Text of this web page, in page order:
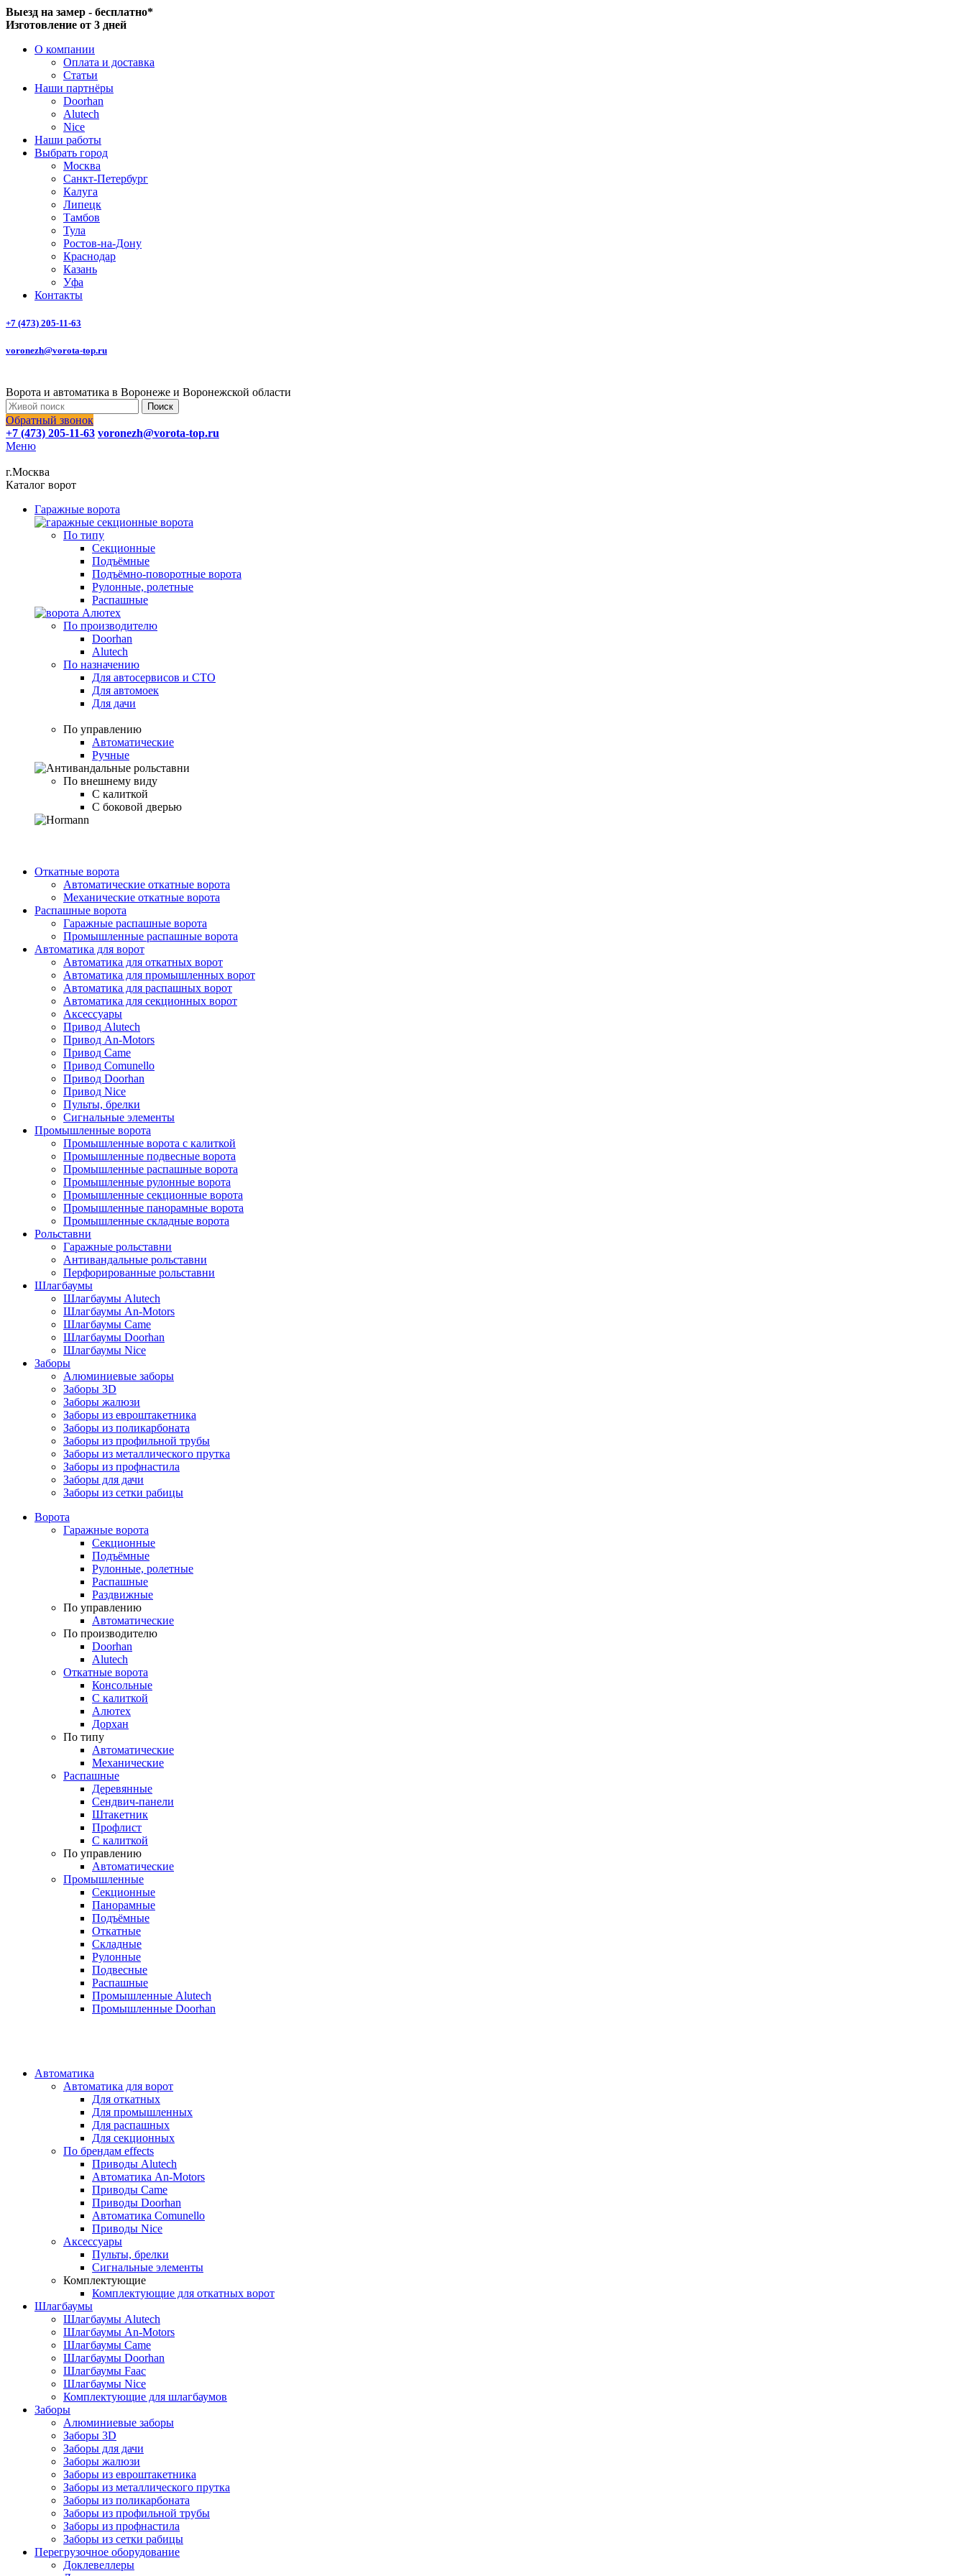
Выезд на замер - бесплатно*
Изготовление от 3 дней
О компании
Оплата и доставка
Статьи
Наши партнёры
Doorhan
Alutech
Nice
Наши работы
Выбрать город
Москва
Санкт-Петербург
Калуга
Липецк
Тамбов
Тула
Ростов-на-Дону
Краснодар
Казань
Уфа
Контакты
+7 (473) 205-11-63
voronezh@vorota-top.ru
Ворота и автоматика в Воронеже и Воронежской области
Поиск
Обратный звонок
+7 (473) 205-11-63 voronezh@vorota-top.ru
Меню
г.Москва
Каталог ворот
Гаражные ворота
По типу
Секционные
Подъёмные
Подъёмно-поворотные ворота
Рулонные, ролетные
Распашные
По производителю
Doorhan
Alutech
По назначению
Для автосервисов и СТО
Для автомоек
Для дачи
По управлению
Автоматические
Ручные
По внешнему виду
С калиткой
С боковой дверью
Откатные ворота
Автоматические откатные ворота
Механические откатные ворота
Распашные ворота
Гаражные распашные ворота
Промышленные распашные ворота
Автоматика для ворот
Автоматика для откатных ворот
Автоматика для промышленных ворот
Автоматика для распашных ворот
Автоматика для секционных ворот
Аксессуары
Привод Alutech
Привод An-Motors
Привод Came
Привод Comunello
Привод Doorhan
Привод Nice
Пульты, брелки
Сигнальные элементы
Промышленные ворота
Промышленные ворота с калиткой
Промышленные подвесные ворота
Промышленные распашные ворота
Промышленные рулонные ворота
Промышленные секционные ворота
Промышленные панорамные ворота
Промышленные складные ворота
Рольставни
Гаражные рольставни
Антивандальные рольставни
Перфорированные рольставни
Шлагбаумы
Шлагбаумы Alutech
Шлагбаумы An-Motors
Шлагбаумы Came
Шлагбаумы Doorhan
Шлагбаумы Nice
Заборы
Алюминиевые заборы
Заборы 3D
Заборы жалюзи
Заборы из евроштакетника
Заборы из поликарбоната
Заборы из профильной трубы
Заборы из металлического прутка
Заборы из профнастила
Заборы для дачи
Заборы из сетки рабицы
Ворота
Гаражные ворота
Секционные
Подъёмные
Рулонные, ролетные
Распашные
Раздвижные
По управлению
Автоматические
По производителю
Doorhan
Alutech
Откатные ворота
Консольные
С калиткой
Алютех
Дорхан
По типу
Автоматические
Механические
Распашные
Деревянные
Сендвич-панели
Штакетник
Профлист
С калиткой
По управлению
Автоматические
Промышленные
Секционные
Панорамные
Подъёмные
Откатные
Складные
Рулонные
Подвесные
Распашные
Промышленные Alutech
Промышленные Doorhan
Автоматика
Автоматика для ворот
Для откатных
Для промышленных
Для распашных
Для секционных
По брендам effects
Приводы Alutech
Автоматика An-Motors
Приводы Came
Приводы Doorhan
Автоматика Comunello
Приводы Nice
Аксессуары
Пульты, брелки
Сигнальные элементы
Комплектующие
Комплектующие для откатных ворот
Шлагбаумы
Шлагбаумы Alutech
Шлагбаумы An-Motors
Шлагбаумы Came
Шлагбаумы Doorhan
Шлагбаумы Faac
Шлагбаумы Nice
Комплектующие для шлагбаумов
Заборы
Алюминиевые заборы
Заборы 3D
Заборы для дачи
Заборы жалюзи
Заборы из евроштакетника
Заборы из металлического прутка
Заборы из поликарбоната
Заборы из профильной трубы
Заборы из профнастила
Заборы из сетки рабицы
Перегрузочное оборудование
Доклевеллеры